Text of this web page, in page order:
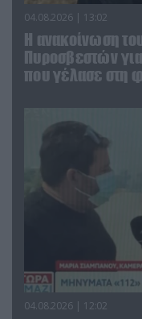
04.08.2026 | 13:02
Η ανακοίνωση
Πυροσβεστών
που γέλασε στη
04.08.2026 | 12:02